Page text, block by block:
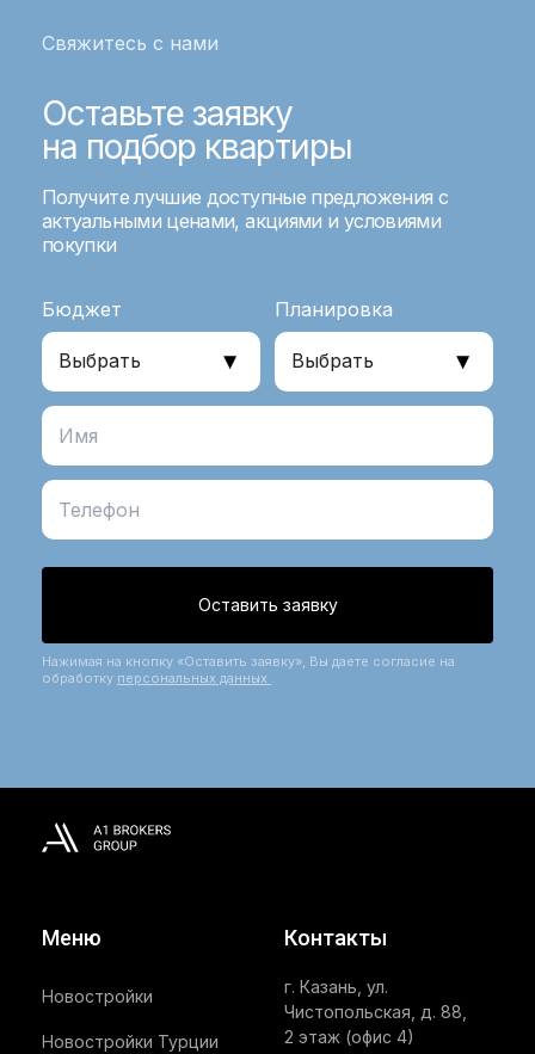
Свяжитесь с нами
Оставьте заявку
на подбор квартиры
Получите лучшие доступные предложения с
актуальными ценами, акциями и условиями
покупки
Бюджет Планировка
Оставить заявку
Нажимая на кнопку «Оставить заявку», Вы даете согласие на
обработку персональных данных